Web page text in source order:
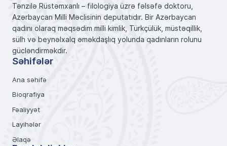
Tənzilə Rüstəmxanlı – filologiya üzrə fəlsəfə doktoru,
Azərbaycan Milli Məclisinin deputatıdır. Bir Azərbaycan
qadını olaraq məqsədim milli kimlik, Türkçülük, müstəqillik,
sülh və beynəlxalq əməkdaşlıq yolunda qadınların rolunu
gücləndirməkdir.
Səhifələr
Ana səhifə
Bioqrafiya
Fəaliyyət
Layihələr
Əlaqə